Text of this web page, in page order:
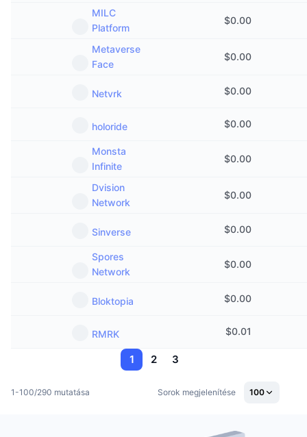
MILC
Platform
$0.00
Metaverse
Face
$0.00
Netvrk $0.00
holoride $0.00
Monsta
Infinite
$0.00
Dvision
Network
$0.00
Sinverse $0.00
Spores
Network
$0.00
Bloktopia $0.00
RMRK $0.01
1 2 3
1-100/290 mutatása Sorok megjelenítése 100